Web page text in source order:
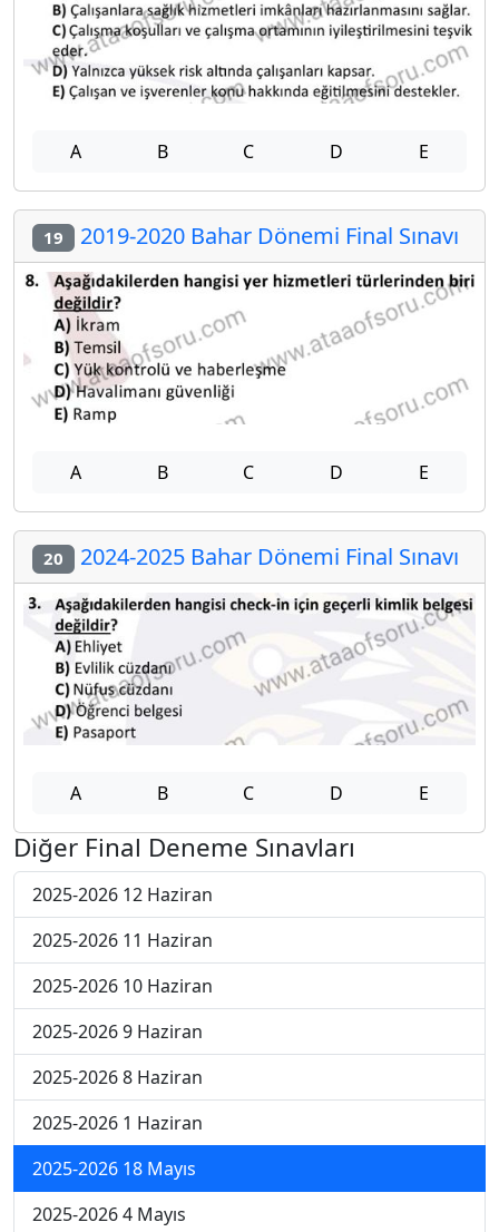
A B C D E
19 2019-2020 Bahar Dönemi Final Sınavı
A B C D E
20 2024-2025 Bahar Dönemi Final Sınavı
A B C D E
Diğer Final Deneme Sınavları
2025-2026 12 Haziran
2025-2026 11 Haziran
2025-2026 10 Haziran
2025-2026 9 Haziran
2025-2026 8 Haziran
2025-2026 1 Haziran
2025-2026 18 Mayıs
2025-2026 4 Mayıs